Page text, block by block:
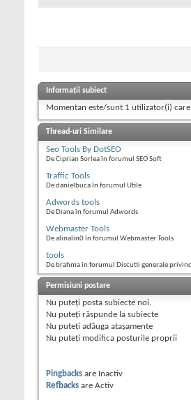
Informații subiect
Momentan este/sunt 1 utilizator(i)
Thread-uri Similare
Seo Tools By DotSEO
De Ciprian Sorlea în forumul SEO Soft
Traffic Tools
De danielbuca în forumul Utile
Adwords tools
De Diana în forumul Adwords
Webmaster Tools
De alinalin0 în forumul Webmaster Tools
tools
De brahma în forumul Discutii generale
Permisiuni postare
Nu puteţi posta subiecte noi.
Nu puteţi răspunde la subiecte
Nu puteţi adăuga ataşamente
Nu puteţi modifica posturile proprii
Pingbacks are Inactiv
Refbacks are Activ